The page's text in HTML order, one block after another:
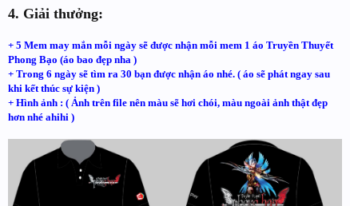
4. Giải thưởng:
+ 5 Mem may mắn mỗi ngày sẽ được nhận mỗi mem 1 áo Truyền Thuyết
Phong Bạo (áo bao đẹp nha )
+ Trong 6 ngày sẽ tìm ra 30 bạn được nhận áo nhé. ( áo sẽ phát ngay sau
khi kết thúc sự kiện )
+ Hình ảnh : ( Ảnh trên file nên màu sẽ hơi chói, màu ngoài ảnh thật đẹp
hơn nhé ahihi )